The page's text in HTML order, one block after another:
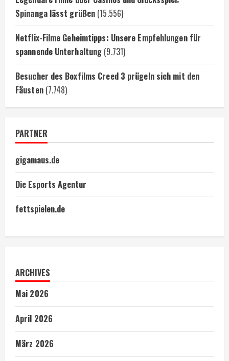
Spinanga lässt grüßen (15.556)
Netflix-Filme Geheimtipps: Unsere Empfehlungen für
spannende Unterhaltung (9.731)
Besucher des Boxfilms Creed 3 prügeln sich mit den
Fäusten (7.748)
PARTNER
gigamaus.de
Die Esports Agentur
fettspielen.de
ARCHIVES
Mai 2026
April 2026
März 2026